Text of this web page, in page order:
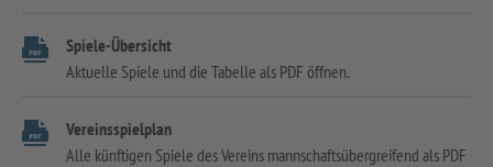
Spiele-Übersicht
Aktuelle Spiele und die Tabelle als PDF öffnen.
Vereinsspielplan
Alle künftigen Spiele des Vereins mannschaftsübergreifend als PDF